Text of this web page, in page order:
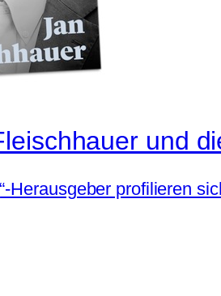
und
Herausgeber profilieren